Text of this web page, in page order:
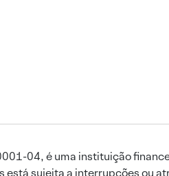
04, é uma instituição
sujeita a interrupções ou